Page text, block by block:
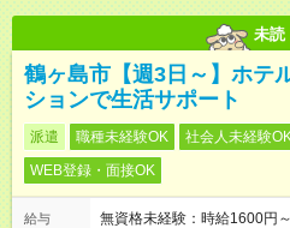
未読
鶴ヶ島市【週3日～】ホテ
ションで生活サポート
派遣 職種未経験OK 社会人未経験
WEB登録・面接OK
給与
無資格未経験：時給1600